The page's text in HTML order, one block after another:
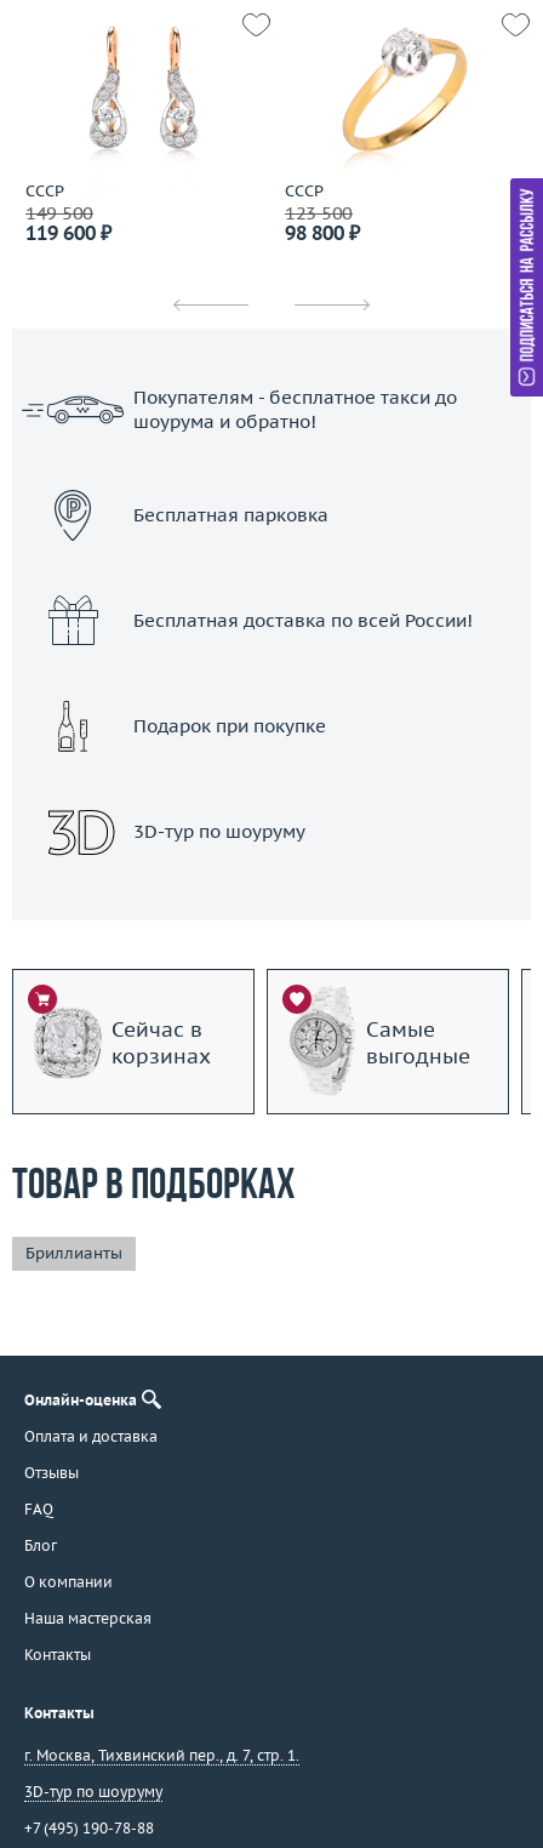
СССР
149 500
119 600 ₽
СССР
123 500
98 800 ₽
Покупателям - бесплатное такси до
шоурума и обратно!
Бесплатная парковка
Бесплатная доставка по всей России!
Подарок при покупке
3D-тур по шоуруму
Сейчас в
корзинах
Самые
выгодные
Товар в подборках
Бриллианты
Онлайн-оценка
Оплата и доставка
Отзывы
FAQ
Блог
О компании
Наша мастерская
Контакты
Контакты
г. Москва, Тихвинский пер., д. 7, стр. 1.
3D-тур по шоуруму
+7 (495) 190-78-88